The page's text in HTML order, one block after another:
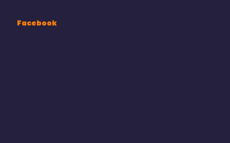
Facebook